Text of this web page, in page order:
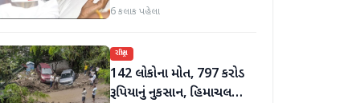
વિદ્યાર્થી નેતા દેવેન્દ્ર નાથ
6 કલાક પહેલા
રાષ્ટ્રીય
142 લોકોના મોત, 797 કરોડ
રૂપિયાનું નુકસાન, હિમાચલ